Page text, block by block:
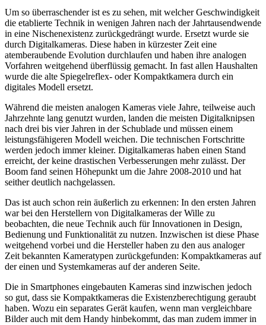
Um so überraschender ist es zu sehen, mit welcher Geschwindigkeit
die etablierte Technik in wenigen Jahren nach der Jahrtausendwende
in eine Nischenexistenz zurückgedrängt wurde. Ersetzt wurde sie
durch Digitalkameras. Diese haben in kürzester Zeit eine
atemberaubende Evolution durchlaufen und haben ihre analogen
Vorfahren weitgehend überflüssig gemacht. In fast allen Haushalten
wurde die alte Spiegelreflex- oder Kompaktkamera durch ein
digitales Modell ersetzt.
Während die meisten analogen Kameras viele Jahre, teilweise auch
Jahrzehnte lang genutzt wurden, landen die meisten Digitalknipsen
nach drei bis vier Jahren in der Schublade und müssen einem
leistungsfähigeren Modell weichen. Die technischen Fortschritte
werden jedoch immer kleiner. Digitalkameras haben einen Stand
erreicht, der keine drastischen Verbesserungen mehr zulässt. Der
Boom fand seinen Höhepunkt um die Jahre 2008-2010 und hat
seither deutlich nachgelassen.
Das ist auch schon rein äußerlich zu erkennen: In den ersten Jahren
war bei den Herstellern von Digitalkameras der Wille zu
beobachten, die neue Technik auch für Innovationen in Design,
Bedienung und Funktionalität zu nutzen. Inzwischen ist diese Phase
weitgehend vorbei und die Hersteller haben zu den aus analoger
Zeit bekannten Kameratypen zurückgefunden: Kompaktkameras auf
der einen und Systemkameras auf der anderen Seite.
Die in Smartphones eingebauten Kameras sind inzwischen jedoch
so gut, dass sie Kompaktkameras die Existenzberechtigung geraubt
haben. Wozu ein separates Gerät kaufen, wenn man vergleichbare
Bilder auch mit dem Handy hinbekommt, das man zudem immer in